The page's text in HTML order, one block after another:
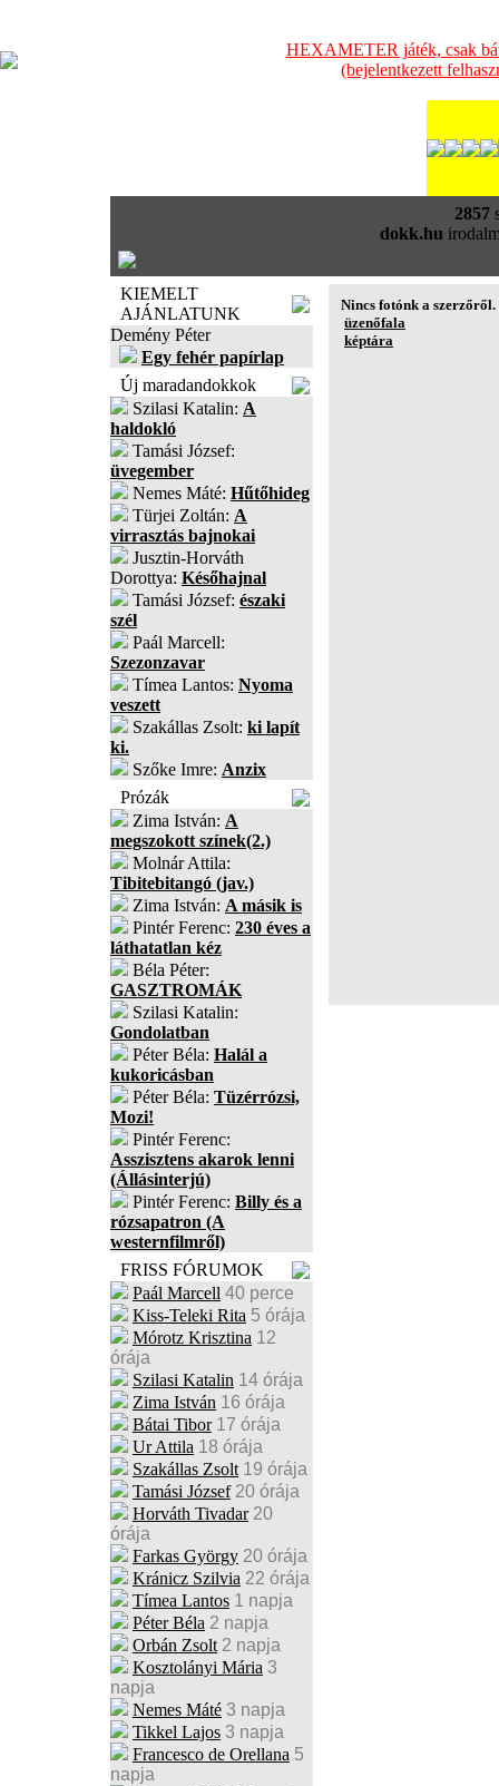
HEXAMETER játék, csak
(bejelentkezett
2857
dokk.hu
KIEMELT
AJÁNLATUNK
Demény Péter
Egy fehér papírlap
Új maradandokkok
Szilasi Katalin: A
haldokló
Tamási József:
üvegember
Nemes Máté: Hűtőhideg
Türjei Zoltán: A
virrasztás bajnokai
Jusztin-Horváth
Dorottya: Későhajnal
Tamási József: északi
szél
Paál Marcell:
Szezonzavar
Tímea Lantos: Nyoma
veszett
Szakállas Zsolt: ki lapít
ki.
Szőke Imre: Anzix
Prózák
Zima István: A
megszokott színek(2.)
Molnár Attila:
Tibitebitangó (jav.)
Zima István: A másik is
Pintér Ferenc: 230 éves a
láthatatlan kéz
Béla Péter:
GASZTROMÁK
Szilasi Katalin:
Gondolatban
Péter Béla: Halál a
kukoricásban
Péter Béla: Tüzérrózsi,
Mozi!
Pintér Ferenc:
Asszisztens akarok lenni
(Állásinterjú)
Pintér Ferenc: Billy és a
rózsapatron (A
westernfilmről)
FRISS FÓRUMOK
Paál Marcell 40 perce
Kiss-Teleki Rita 5 órája
Mórotz Krisztina 12
órája
Szilasi Katalin 14 órája
Zima István 16 órája
Bátai Tibor 17 órája
Ur Attila 18 órája
Szakállas Zsolt 19 órája
Tamási József 20 órája
Horváth Tivadar 20
órája
Farkas György 20 órája
Kránicz Szilvia 22 órája
Tímea Lantos 1 napja
Péter Béla 2 napja
Orbán Zsolt 2 napja
Kosztolányi Mária 3
napja
Nemes Máté 3 napja
Tikkel Lajos 3 napja
Francesco de Orellana 5
napja
Nincs fotónk a szerzőről.
üzenőfala
képtára